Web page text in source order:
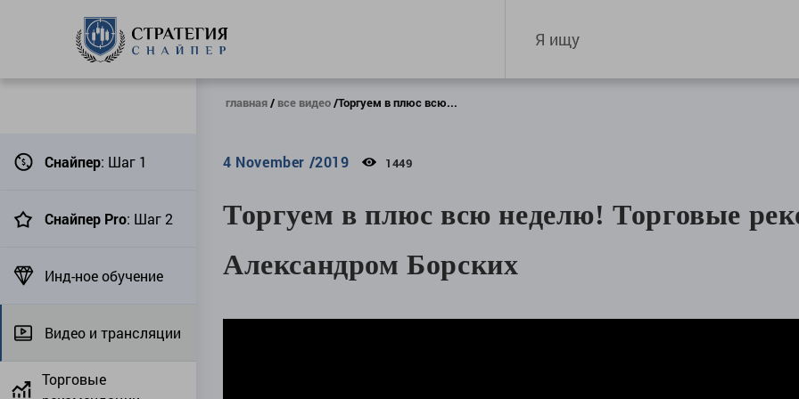
Снайпер: Шаг 1
Снайпер Pro: Шаг 2
Инд-ное обучение
Видео и трансляции
Торговые
главная все видео Торгуем в плюс всю...
4 November /2019 1449
Торгуем в плюс всю неделю! Торговые
Александром Борских